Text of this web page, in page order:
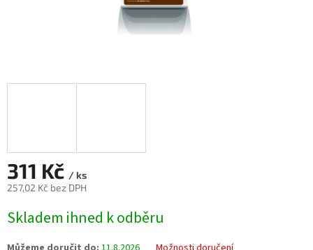
311 Kč / ks
257,02 Kč bez DPH
cena:
Skladem ihned k odběru